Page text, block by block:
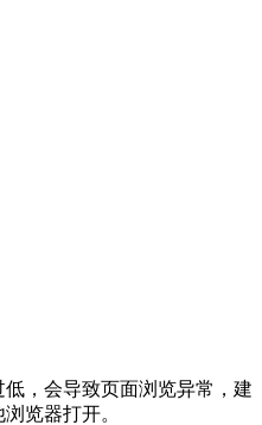
，会导致页面浏览异常，建
览器打开。